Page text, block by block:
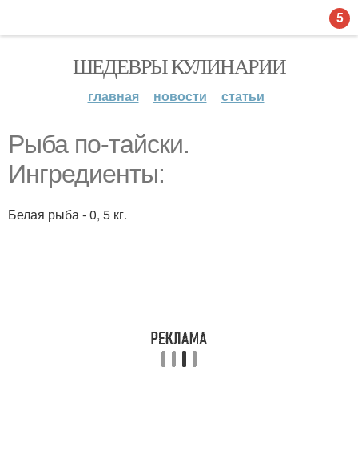
ШЕДЕВРЫ КУЛИНАРИИ
главная новости статьи
Рыба по-тайски.
Ингредиенты:
Белая рыба - 0, 5 кг.
5